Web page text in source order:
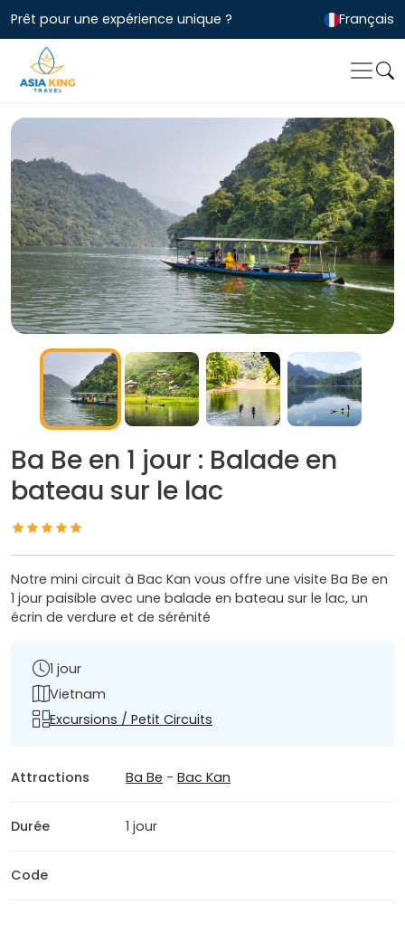
Prêt pour une expérience unique ? Français
Ba Be en 1 jour : Balade en
bateau sur le lac
Notre mini circuit à Bac Kan vous offre une visite Ba Be en
1 jour paisible avec une balade en bateau sur le lac, un
écrin de verdure et de sérénité
1 jour
Vietnam
Excursions / Petit Circuits
Attractions Ba Be -Bac Kan
Durée 1 jour
Code